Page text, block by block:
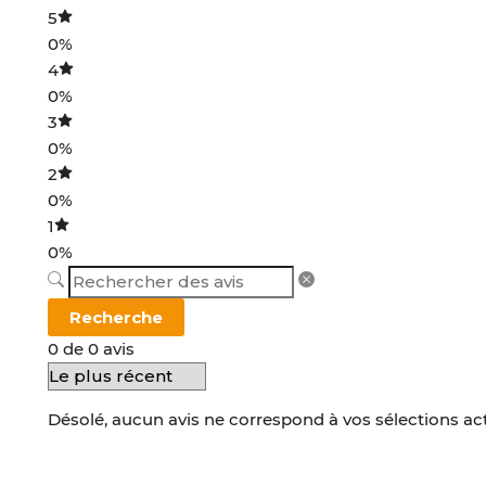
5
0%
4
0%
3
0%
2
0%
1
0%
Recherche
0 de 0 avis
Désolé, aucun avis ne correspond à vos sélections